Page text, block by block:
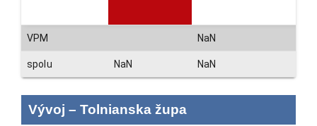
VPM NaN
spolu NaN NaN
Vývoj – Tolnianska župa